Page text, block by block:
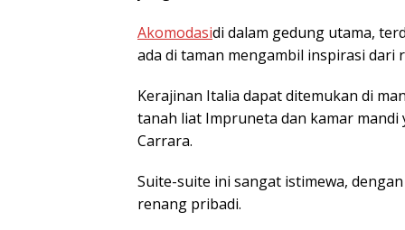
Akomodasidi dalam gedung utama,
ada di taman mengambil inspirasi dari
Kerajinan Italia dapat ditemukan di
tanah liat Impruneta dan kamar
Carrara.
Suite-suite ini sangat istimewa,
renang pribadi.